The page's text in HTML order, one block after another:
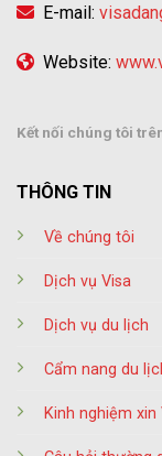
E-mail:
Website:
Kết nối chúng tôi
THÔNG TIN
Về chúng tôi
Dịch vụ Visa
Dịch vụ du lịch
Cẩm nang du
Kinh nghiệm xin